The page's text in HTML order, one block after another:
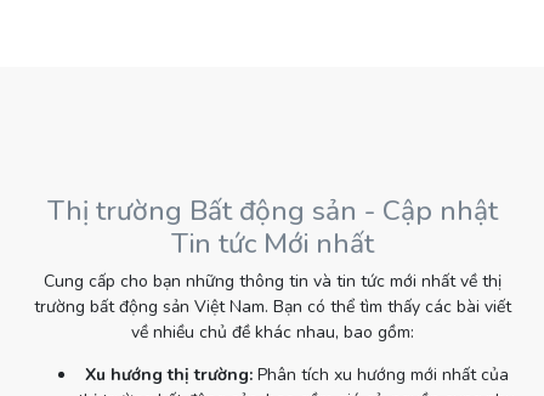
Thị trường Bất động sản - Cập nhật
Tin tức Mới nhất
Cung cấp cho bạn những thông tin và tin tức mới nhất về thị
trường bất động sản Việt Nam. Bạn có thể tìm thấy các bài viết
về nhiều chủ đề khác nhau, bao gồm:
Xu hướng thị trường:Phân tích xu hướng mới nhất của